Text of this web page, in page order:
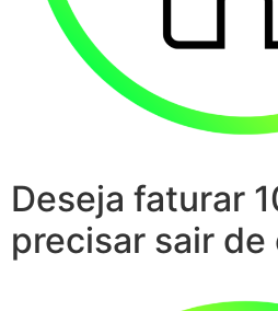
Deseja faturar
precisar sair de